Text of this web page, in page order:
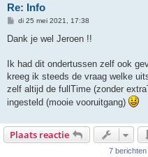
Re: Info
B
r
h
di 25 mei 2021, 17:38
Dank je wel Jeroen !!
Ik had dit ondertussen zelf ook
kreeg ik steeds de vraag welke
zelf altijd de fullTime (zonder
ingesteld (mooie vooruitgang)
Plaats reactie
7 berichten